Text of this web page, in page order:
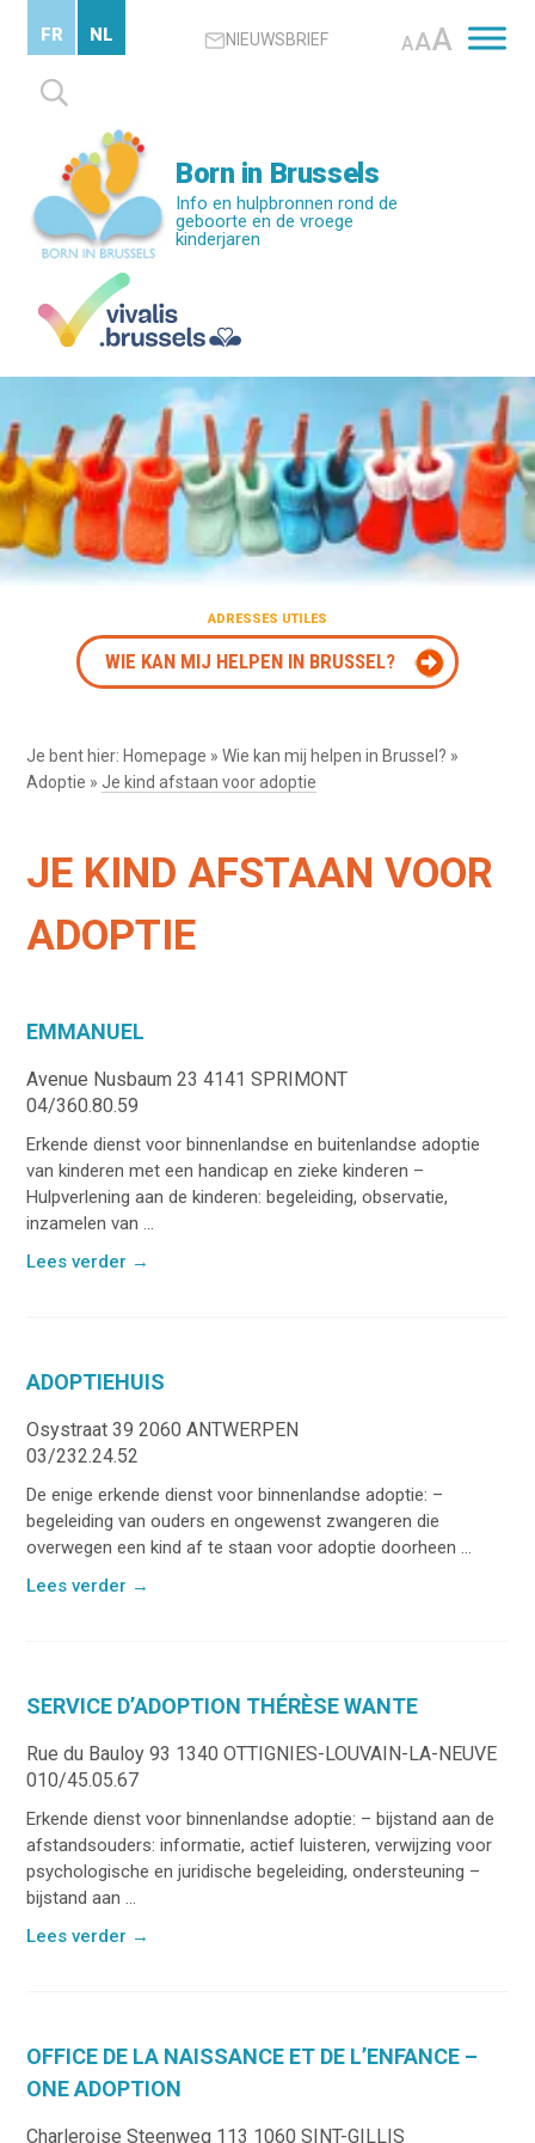
content
NIEUWSBRIEF AAA
Zoeken
naar:
FR NL
Born in Brussels
Info en hulpbronnen rond de
geboorte en de vroege
kinderjaren
ADRESSES UTILES
WIE KAN MIJ HELPEN IN BRUSSEL?
Je bent hier: Homepage »Wie kan mij helpen in Brussel? »
Adoptie » Je kind afstaan voor adoptie
JE KIND AFSTAAN VOOR
ADOPTIE
EMMANUEL
Avenue Nusbaum 23 4141 SPRIMONT
04/360.80.59
Erkende dienst voor binnenlandse en buitenlandse adoptie
van kinderen met een handicap en zieke kinderen –
Hulpverlening aan de kinderen: begeleiding, observatie,
inzamelen van ...
Lees verder →
ADOPTIEHUIS
Osystraat 39 2060 ANTWERPEN
03/232.24.52
De enige erkende dienst voor binnenlandse adoptie: –
begeleiding van ouders en ongewenst zwangeren die
overwegen een kind af te staan voor adoptie doorheen ...
Lees verder →
SERVICE D’ADOPTION THÉRÈSE WANTE
Rue du Bauloy 93 1340 OTTIGNIES-LOUVAIN-LA-NEUVE
010/45.05.67
Erkende dienst voor binnenlandse adoptie: – bijstand aan de
afstandsouders: informatie, actief luisteren, verwijzing voor
psychologische en juridische begeleiding, ondersteuning –
bijstand aan ...
Lees verder →
OFFICE DE LA NAISSANCE ET DE L’ENFANCE –
ONE ADOPTION
Charleroise Steenweg 113 1060 SINT-GILLIS